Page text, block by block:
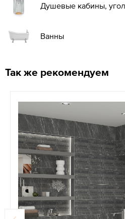
Душевые кабины,
Ванны
Так же рекомендуем